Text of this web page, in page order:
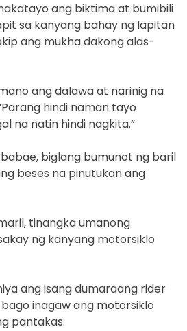
ang biktima at bumibili
sa kanyang bahay ng lapitan
ang mukha dakong alas-
ang dalawa at narinig na
hindi naman tayo
na natin hindi nagkita.”
biglang bumunot ng baril
beses na pinutukan ang
tinangka umanong
ng kanyang motorsiklo
ang isang dumaraang rider
inagaw ang motorsiklo
pantakas.